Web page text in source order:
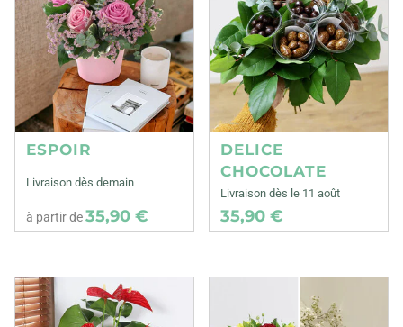
ESPOIR
Livraison dès demain
à partir de35,90 €
DELICE
CHOCOLATE
Livraison dès le 11 août
35,90 €